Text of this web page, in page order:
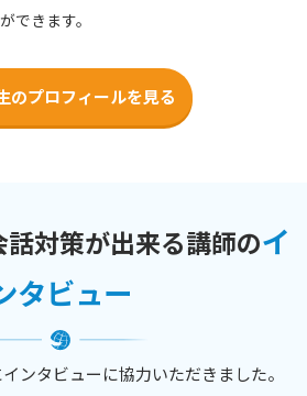
できます。
のプロフィールを見る
対策が出来る講師のイ
タビュー
ンタビューに協力いただきました。